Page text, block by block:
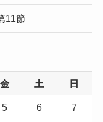
11節
金 土 日
5 6 7